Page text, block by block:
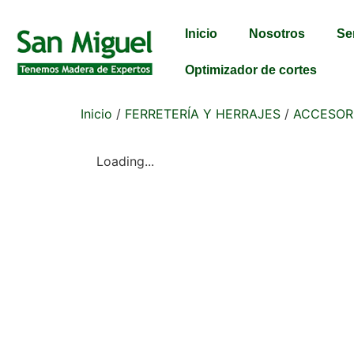
Inicio Nosotros
Optimizador de cortes
Inicio / FERRETERÍA Y HERRAJES /
Loading...